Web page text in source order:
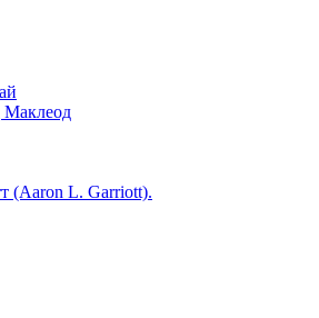
(Aaron L. Garriott).